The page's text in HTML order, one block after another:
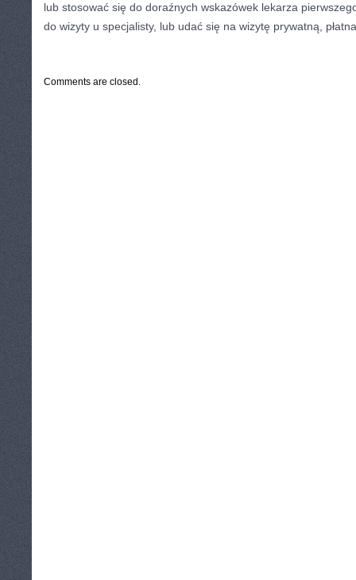
lub stosować się do doraźnych wskazówek lekarza
do wizyty u specjalisty, lub udać się na wizytę prywatną,
Comments are closed.